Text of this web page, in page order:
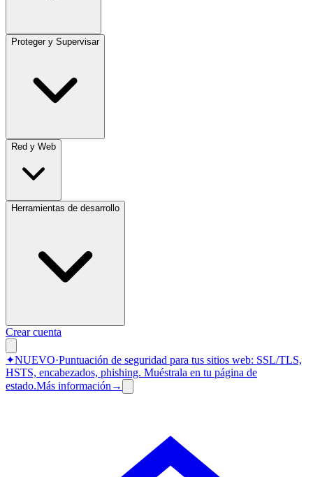
Proteger y Supervisar
Red y Web
Herramientas de desarrollo
Crear cuenta
✦NUEVO·Puntuación de seguridad para tus sitios web: SSL/TLS,
HSTS, encabezados, phishing. Muéstrala en tu página de
estado.Más información →